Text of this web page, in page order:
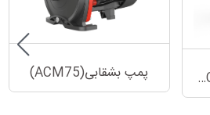
پمپ بشقابی (ACM75B2) پمپ بشقابی(ACM75)